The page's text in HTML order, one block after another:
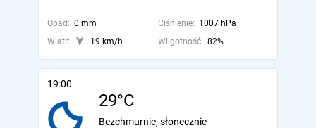
Opad: 0 mm Ciśnienie: 1007 hPa
Wiatr:
19 km/h Wilgotność: 82%
19:00
29°C
Bezchmurnie, słonecznie